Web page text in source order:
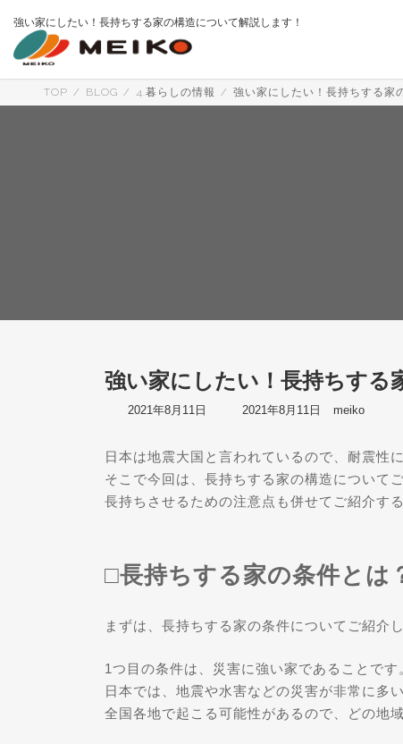
ス
ン
強い家にしたい！長持ちする家の構造について解説します！
TOP BLOG 4.暮らしの情報 強い家にしたい！長持ちする家
強い家にしたい！長持ちする
2021年8月11日
最
新
日
時
:
2021年8月11日 meiko
日本は地震大国と言われているので、耐震性
そこで今回は、長持ちする家の構造について
長持ちさせるための注意点も併せてご紹介す
□長持ちする家の条件とは
まずは、長持ちする家の条件についてご紹介し
1つ目の条件は、災害に強い家であることです
日本では、地震や水害などの災害が非常に多い
全国各地で起こる可能性があるので、どの地